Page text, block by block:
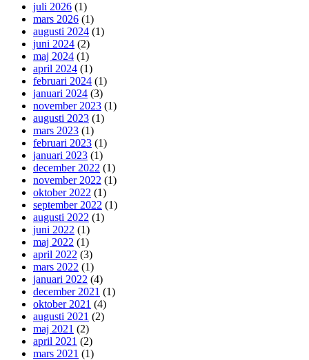
juli 2026 (1)
mars 2026 (1)
augusti 2024 (1)
juni 2024 (2)
maj 2024 (1)
april 2024 (1)
februari 2024 (1)
januari 2024 (3)
november 2023 (1)
augusti 2023 (1)
mars 2023 (1)
februari 2023 (1)
januari 2023 (1)
december 2022 (1)
november 2022 (1)
oktober 2022 (1)
september 2022 (1)
augusti 2022 (1)
juni 2022 (1)
maj 2022 (1)
april 2022 (3)
mars 2022 (1)
januari 2022 (4)
december 2021 (1)
oktober 2021 (4)
augusti 2021 (2)
maj 2021 (2)
april 2021 (2)
mars 2021 (1)